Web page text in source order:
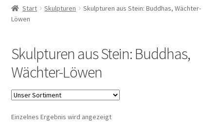
Accessoires
AGB
Anfahrt
Datenschutzbelehrung
Datenschutzerklärung
Start Skulpturen
Skulpturen aus Stein: Buddhas, Wächter-
Löwen
Skulpturen aus Stein: Buddhas,
Wächter-Löwen
Einzelnes Ergebnis wird angezeigt